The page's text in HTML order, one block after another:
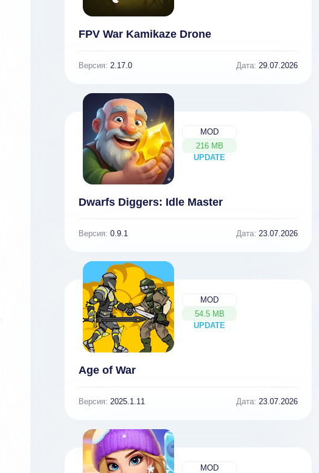
FPV War Kamikaze Drone
Версия: 2.17.0 Дата: 29.07.2026
MOD
216 MB
UPDATE
NEW
Dwarfs Diggers: Idle Master
Версия: 0.9.1 Дата: 23.07.2026
MOD
54.5 MB
UPDATE
NEW
Age of War
Версия: 2025.1.11 Дата: 23.07.2026
MOD